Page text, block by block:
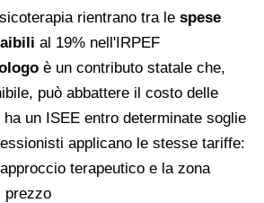
rientrano tra le spese
al 19% nell'IRPEF
è un contributo statale che,
può abbattere il costo delle
un ISEE entro determinate soglie
applicano le stesse tariffe:
terapeutico e la zona
prezzo